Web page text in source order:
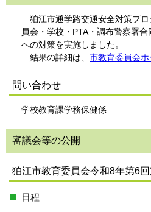
狛江市通学路交通安全対策プ
員会・学校・PTA・調布警察署
への対策を実施しました。
結果の詳細は、 市教育委員会
問い合わせ
学校教育課学務保健係
審議会等の公開
狛江市教育委員会令和8年第6
日程